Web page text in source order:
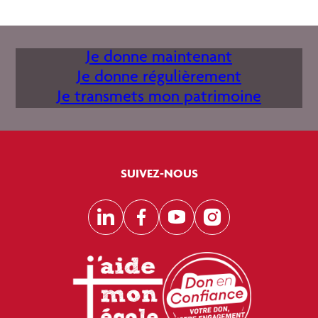
Je donne maintenant
Je donne régulièrement
Je transmets mon patrimoine
SUIVEZ-NOUS
LinkedInFacebook
YouTubeInstagram